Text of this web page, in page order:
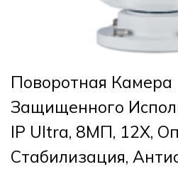
Поворотная Камера
Защищенного
IP Ultra, 8МП, 12X,
Стабилизация,